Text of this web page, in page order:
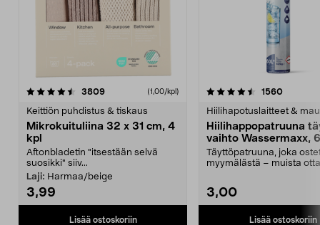
3809arvostelut (1,00/kpl)
Keittiön puhdistus & tiskaus
Mikrokuituliina 32 x 31 cm, 4
kpl
Aftonbladetin "itsestään selvä
suosikki" siiv...
Laji: Harmaa/beige
3,99
Lisää ostoskoriin
4.5viidestä
1560
Hiilihapotuslaitteet &
Hiilihappopatruuna
vaihto Wassermaxx,
Täyttöpatruuna, joka
myymälästä – muista
3,00
Lisää ostoskoriin
4.5viidestä